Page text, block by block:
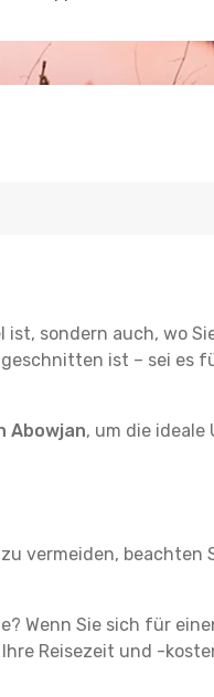
ist, sondern auch, wo
ist – sei es
Abowjan, um die
vermeiden, beachten
Wenn Sie sich für
Reisezeit und -